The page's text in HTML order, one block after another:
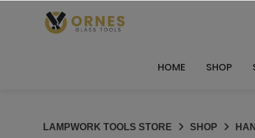
HOME SHOP
LAMPWORK TOOLS STORE SHOP